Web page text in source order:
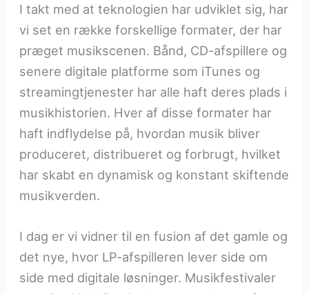
I takt med at teknologien har udviklet sig, har
vi set en række forskellige formater, der har
præget musikscenen. Bånd, CD-afspillere og
senere digitale platforme som iTunes og
streamingtjenester har alle haft deres plads i
musikhistorien. Hver af disse formater har
haft indflydelse på, hvordan musik bliver
produceret, distribueret og forbrugt, hvilket
har skabt en dynamisk og konstant skiftende
musikverden.
I dag er vi vidner til en fusion af det gamle og
det nye, hvor LP-afspilleren lever side om
side med digitale løsninger. Musikfestivaler